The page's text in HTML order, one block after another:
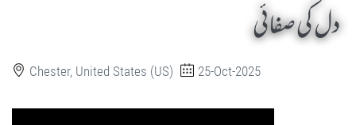
دل کی صفائی
Chester, United States (US) 25-Oct-2025